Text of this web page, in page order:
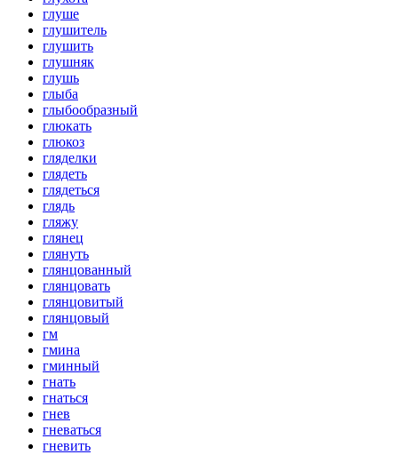
глуше
глушитель
глушить
глушняк
глушь
глыба
глыбообразный
глюкать
глюкоз
гляделки
глядеть
глядеться
глядь
гляжу
глянец
глянуть
глянцованный
глянцовать
глянцовитый
глянцовый
гм
гмина
гминный
гнать
гнаться
гнев
гневаться
гневить